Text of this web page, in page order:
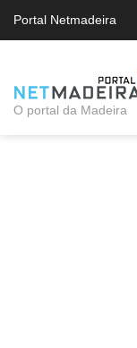
Portal Netmadeira
O portal da Madeira